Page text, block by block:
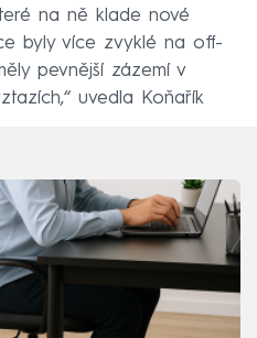
na ně klade nové
byly více zvyklé na off-
pevnější zázemí v
uvedla Koňařík